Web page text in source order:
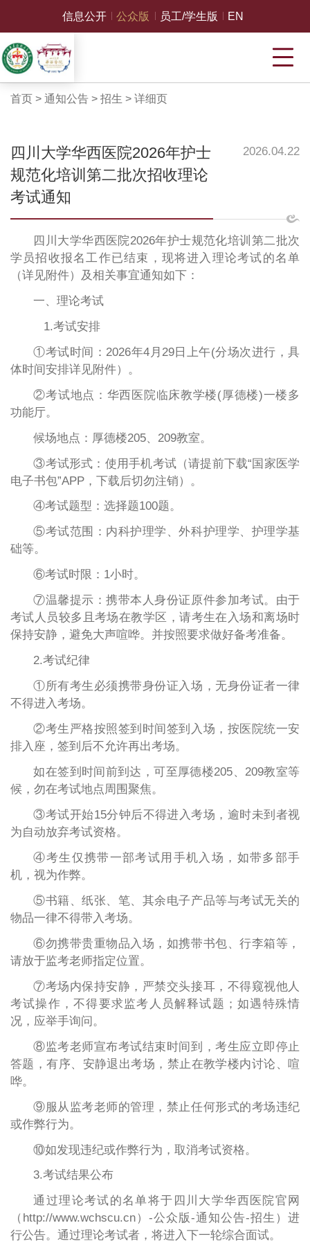
信息公开 公众版 员工/学生版 EN
首页 > 通知公告> 招生 > 详细页
四川大学华西医院2026年护士
规范化培训第二批次招收理论
考试通知
2026.04.22
四川大学华西医院2026年护士规范化培训第二批次
学员招收报名工作已结束，现将进入理论考试的名单
（详见附件）及相关事宜通知如下：
一、理论考试
1.考试安排
①考试时间：2026年4月29日上午(分场次进行，具
体时间安排详见附件）。
②考试地点：华西医院临床教学楼(厚德楼)一楼多
功能厅。
候场地点：厚德楼205、209教室。
③考试形式：使用手机考试（请提前下载“国家医学
电子书包”APP，下载后切勿注销）。
④考试题型：选择题100题。
⑤考试范围：内科护理学、外科护理学、护理学基
础等。
⑥考试时限：1小时。
⑦温馨提示：携带本人身份证原件参加考试。由于
考试人员较多且考场在教学区，请考生在入场和离场时
保持安静，避免大声喧哗。并按照要求做好备考准备。
2.考试纪律
①所有考生必须携带身份证入场，无身份证者一律
不得进入考场。
②考生严格按照签到时间签到入场，按医院统一安
排入座，签到后不允许再出考场。
如在签到时间前到达，可至厚德楼205、209教室等
候，勿在考试地点周围聚焦。
③考试开始15分钟后不得进入考场，逾时未到者视
为自动放弃考试资格。
④考生仅携带一部考试用手机入场，如带多部手
机，视为作弊。
⑤书籍、纸张、笔、其余电子产品等与考试无关的
物品一律不得带入考场。
⑥勿携带贵重物品入场，如携带书包、行李箱等，
请放于监考老师指定位置。
⑦考场内保持安静，严禁交头接耳，不得窥视他人
考试操作，不得要求监考人员解释试题；如遇特殊情
况，应举手询问。
⑧监考老师宣布考试结束时间到，考生应立即停止
答题，有序、安静退出考场，禁止在教学楼内讨论、喧
哗。
⑨服从监考老师的管理，禁止任何形式的考场违纪
或作弊行为。
⑩如发现违纪或作弊行为，取消考试资格。
3.考试结果公布
通过理论考试的名单将于四川大学华西医院官网
（http://www.wchscu.cn）-公众版-通知公告-招生）进
行公告。通过理论考试者，将进入下一轮综合面试。